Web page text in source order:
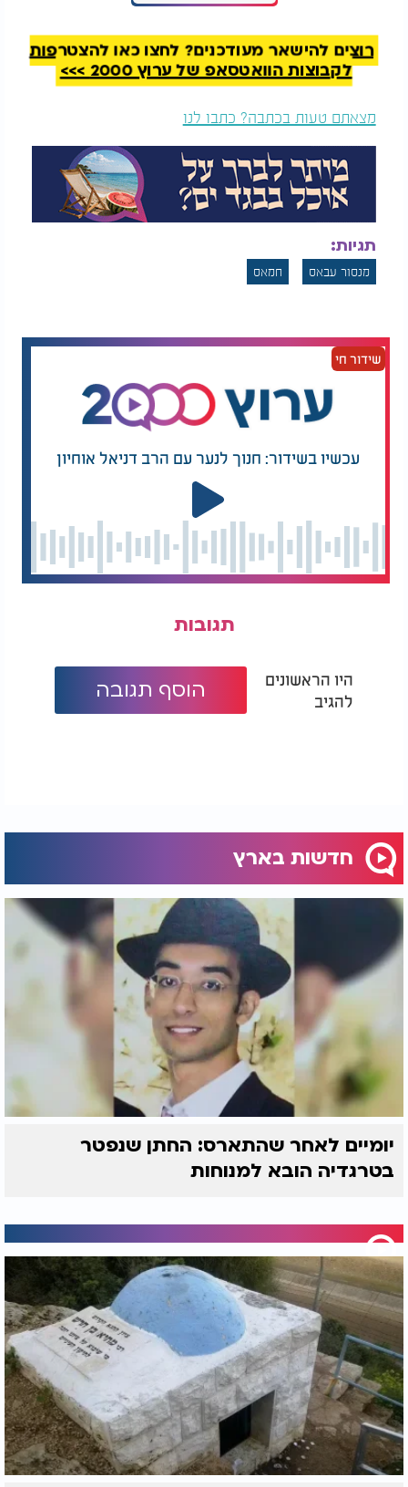
הלם: רגע הפגיעה
כמו חתונה: החטוף חזר
המגישים נותרו מופתעים מהמהלך, כשהשידור נותק
בפתאומיות - ועבאס סיים את השתתפותו בראיון
בשידור חי.
לאחר הריאיון, פרסם עבאס הבהרה, בה טען כי התבטא
באופן ברור:
"מי שהקשיב לי ברשת ב' שמע אותי מציג
חזון לעזה, התואם את יוזמת טראמפ. דיברתי על הצורך
בהתייחסות ישירה לביקורת שהוטחה בו ברשתות
"מי שמצפה שאדבר כמו בן גביר או
סמוטריץ' - טועה ומטעה."
תגובתו של עבאס מגיעה בצל מתיחות פוליטית
מתמשכת סביב עמדות רע"מ בכל הנוגע לחמאס
ולרצועת עזה - ובזמן שבו החברה הערבית בישראל
מתמודדת עם עלייה באלימות הפנימית, נושא שעליו
ביקש לדבר בראיון.
רוצים להישאר מעודכנים? לחצו כאן להצטרפות
לקבוצות הוואטסאפ של ערוץ 2000 >>>
מצאתם טעות בכתבה? כתבו לנו
תגיות:
מנסור עבאס חמאס
שידור חי
עכשיו בשידור: חנוך לנער עם הרב דניאל אוחיון
תגובות
היו הראשונים
להגיב
הוסף תגובה
חדשות בארץ
יומיים לאחר שהתארס: החתן שנפטר
בטרגדיה הובא למנוחות